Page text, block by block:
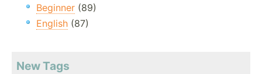
Beginner (89)
English (87)
New Tags